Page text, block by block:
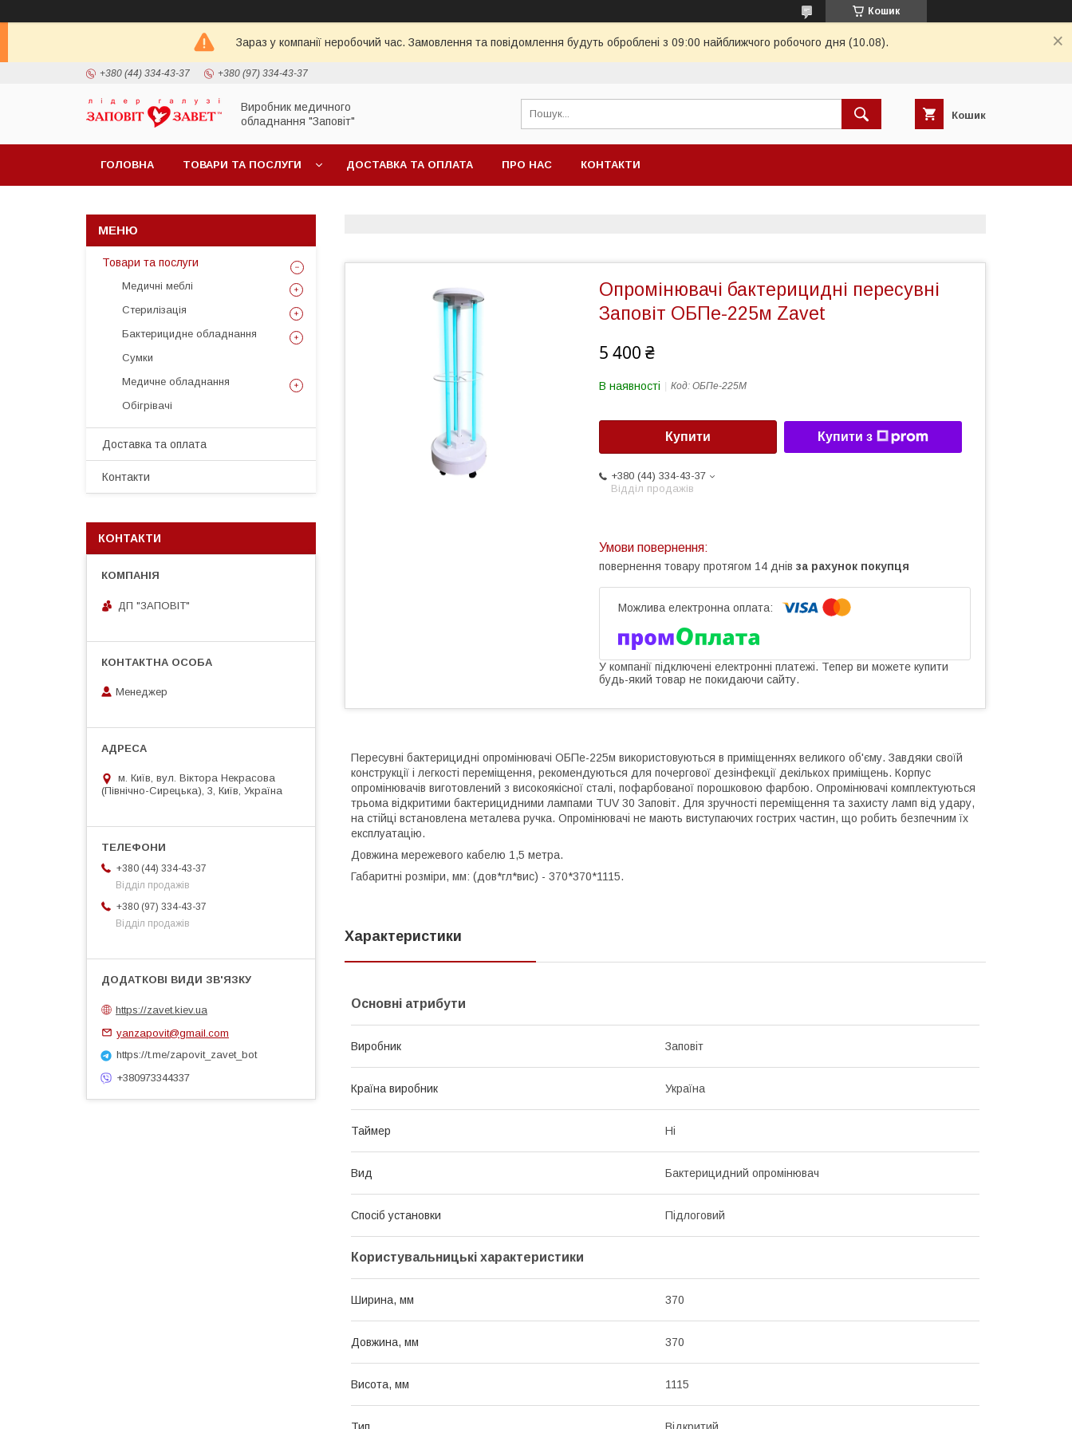
Кошик
Зараз у компанії неробочий час. Замовлення та повідомлення будуть оброблені з 09:00 найближчого робочого дня (10.08).
+380 (44) 334-43-37 +380 (97) 334-43-37
Виробник медичного
обладнання "Заповіт"
Кошик
ГОЛОВНА ТОВАРИ ТА ПОСЛУГИ ДОСТАВКА ТА ОПЛАТА ПРО НАС КОНТАКТИ
Опромінювачі бактерицидні пересувні
Заповіт ОБПе-225м Zavet
5 400 ₴
В наявності Код: ОБПе-225М
Купити Купити з
+380 (44) 334-43-37
Відділ продажів
повернення товару протягом 14 днів за рахунок покупця
У компанії підключені електронні платежі. Тепер ви можете купити
будь-який товар не покидаючи сайту.
Пересувні бактерицидні опромінювачі ОБПе-225м використовуються в приміщеннях великого об'єму. Завдяки своїй
конструкції і легкості переміщення, рекомендуються для почергової дезінфекції декількох приміщень. Корпус
опромінювачів виготовлений з високоякісної сталі, пофарбованої порошковою фарбою. Опромінювачі комплектуються
трьома відкритими бактерицидними лампами TUV 30 Заповіт. Для зручності переміщення та захисту ламп від удару,
на стійці встановлена металева ручка. Опромінювачі не мають виступаючих гострих частин, що робить безпечним їх
експлуатацію.
Довжина мережевого кабелю 1,5 метра.
Габаритні розміри, мм: (дов*гл*вис) - 370*370*1115.
Характеристики
Основні атрибути
Виробник Заповіт
Країна виробник Україна
Таймер Ні
Вид Бактерицидний опромінювач
Спосіб установки Підлоговий
Користувальницькі характеристики
Ширина, мм 370
Довжина, мм 370
Висота, мм 1115
Тип Відкритий
Товари та послуги
Медичні меблі
Стерилізація
Бактерицидне обладнання
Сумки
Медичне обладнання
Обігрівачі
Доставка та оплата
Контакти
КОНТАКТИ
ДП "ЗАПОВІТ"
Менеджер
м. Київ, вул. Віктора Некрасова
(Північно-Сирецька), 3, Київ, Україна
+380 (44) 334-43-37
Відділ продажів
+380 (97) 334-43-37
Відділ продажів
https://zavet.kiev.ua
yanzapovit@gmail.com
https://t.me/zapovit_zavet_bot
+380973344337